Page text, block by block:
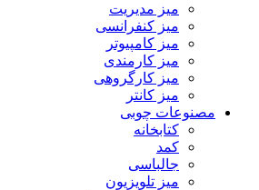
میز مدیریت
میز کنفرانسی
میز کامپیوتر
میز کارمندی
میز کارگروهی
میز کانتر
مصنوعات چوبی
کتابخانه
کمد
جالباسی
میز تلویزیون